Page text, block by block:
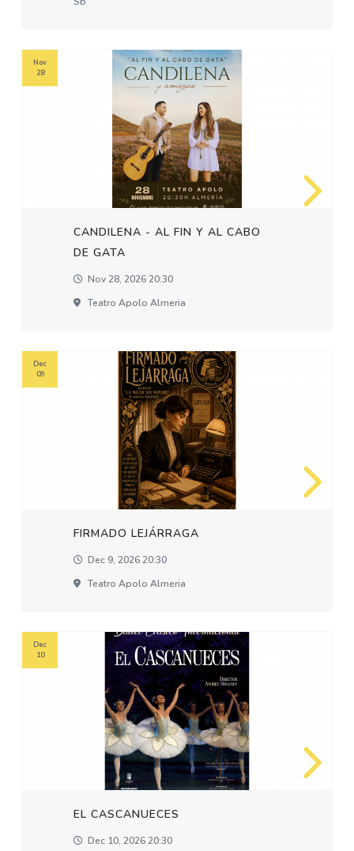
CANDILENA - AL FIN Y AL CABO
DE GATA
Nov 28, 2026 20:30
Teatro Apolo Almeria
Nov
28
FIRMADO LEJÁRRAGA
Dec 9, 2026 20:30
Teatro Apolo Almeria
Dec
09
EL CASCANUECES
Dec 10, 2026 20:30
Dec
10